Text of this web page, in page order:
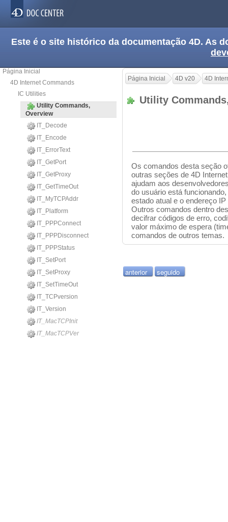
Este é o site histórico da documentação 4D. As
Página Inicial
4D Internet Commands
IC Utilities
Utility Commands,
Overview
IT_Decode
IT_Encode
IT_ErrorText
IT_GetPort
IT_GetProxy
IT_GetTimeOut
IT_MyTCPAddr
IT_Platform
IT_PPPConnect
IT_PPPDisconnect
IT_PPPStatus
IT_SetPort
IT_SetProxy
IT_SetTimeOut
IT_TCPversion
IT_Version
IT_MacTCPInit
IT_MacTCPVer
Página Inicial 4D v20 4D
Utility
Os comandos desta seção
outras seções de 4D
ajudam aos
do usuário está funcionando,
estado atual e o endereço IP
Outros comandos dentro de
decifrar códigos de erro,
valor máximo de espera
comandos de outros temas.
anterior seguido